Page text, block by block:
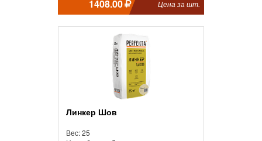
1408.00 Цена за шт.
Линкер Шов
Вес: 25